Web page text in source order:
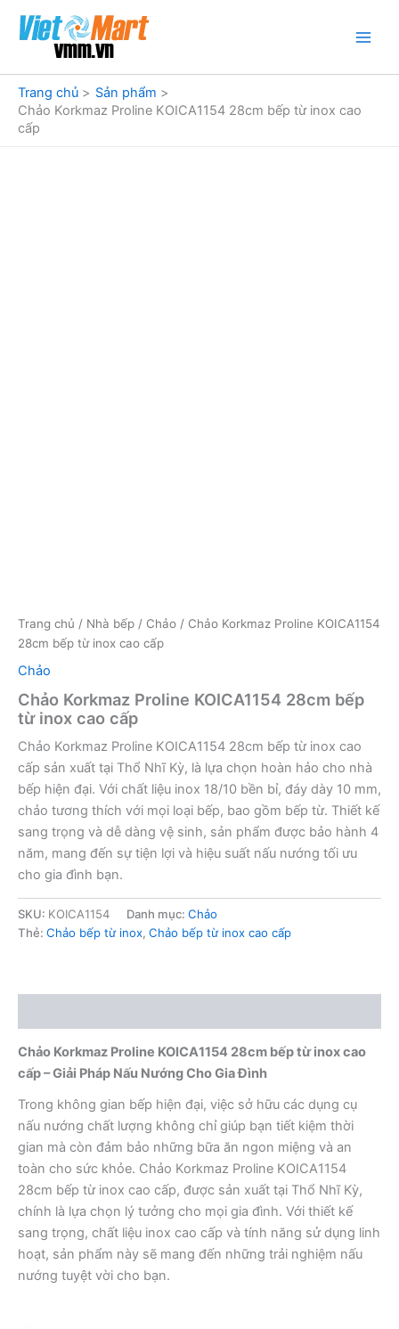
dung
Trang chủ
Sản phẩm
Chảo Korkmaz Proline KOICA1154 28cm bếp từ inox cao
cấp
Trang chủ / Nhà bếp / Chảo / Chảo Korkmaz Proline KOICA1154
28cm bếp từ inox cao cấp
Chảo
Chảo Korkmaz Proline KOICA1154 28cm bếp
từ inox cao cấp
Chảo Korkmaz Proline KOICA1154 28cm bếp từ inox cao
cấp sản xuất tại Thổ Nhĩ Kỳ, là lựa chọn hoàn hảo cho nhà
bếp hiện đại. Với chất liệu inox 18/10 bền bỉ, đáy dày 10 mm,
chảo tương thích với mọi loại bếp, bao gồm bếp từ. Thiết kế
sang trọng và dễ dàng vệ sinh, sản phẩm được bảo hành 4
năm, mang đến sự tiện lợi và hiệu suất nấu nướng tối ưu
cho gia đình bạn.
SKU: KOICA1154 Danh mục: Chảo
Thẻ: Chảo bếp từ inox, Chảo bếp từ inox cao cấp
Chảo Korkmaz Proline KOICA1154 28cm bếp từ inox cao
cấp – Giải Pháp Nấu Nướng Cho Gia Đình
Trong không gian bếp hiện đại, việc sở hữu các dụng cụ
nấu nướng chất lượng không chỉ giúp bạn tiết kiệm thời
gian mà còn đảm bảo những bữa ăn ngon miệng và an
toàn cho sức khỏe. Chảo Korkmaz Proline KOICA1154
28cm bếp từ inox cao cấp, được sản xuất tại Thổ Nhĩ Kỳ,
chính là lựa chọn lý tưởng cho mọi gia đình. Với thiết kế
sang trọng, chất liệu inox cao cấp và tính năng sử dụng linh
hoạt, sản phẩm này sẽ mang đến những trải nghiệm nấu
nướng tuyệt vời cho bạn.